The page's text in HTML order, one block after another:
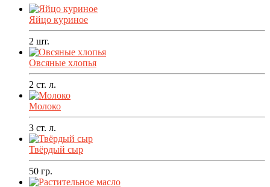
Яйцо куриное
2 шт.
Овсяные хлопья
2 ст. л.
Молоко
3 ст. л.
Твёрдый сыр
50 гр.